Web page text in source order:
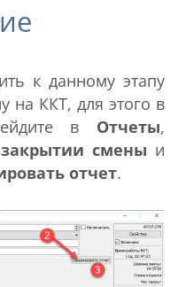
к данному этапу
на ККТ, для этого в
в Отчеты,
смены и
отчет.